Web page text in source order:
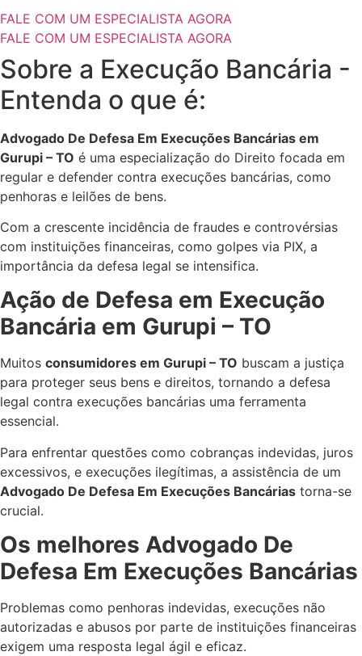
FALE COM UM ESPECIALISTA AGORA
FALE COM UM ESPECIALISTA AGORA
Sobre a Execução Bancária -
Entenda o que é:
Advogado De Defesa Em Execuções Bancárias em
Gurupi – TO é uma especialização do Direito focada em
regular e defender contra execuções bancárias, como
penhoras e leilões de bens.
Com a crescente incidência de fraudes e controvérsias
com instituições financeiras, como golpes via PIX, a
importância da defesa legal se intensifica.
Ação de Defesa em Execução
Bancária em Gurupi – TO
Muitos consumidores em Gurupi – TO buscam a justiça
para proteger seus bens e direitos, tornando a defesa
legal contra execuções bancárias uma ferramenta
essencial.
Para enfrentar questões como cobranças indevidas, juros
excessivos, e execuções ilegítimas, a assistência de um
Advogado De Defesa Em Execuções Bancárias torna-se
crucial.
Os melhores Advogado De
Defesa Em Execuções Bancárias
Problemas como penhoras indevidas, execuções não
autorizadas e abusos por parte de instituições financeiras
exigem uma resposta legal ágil e eficaz.